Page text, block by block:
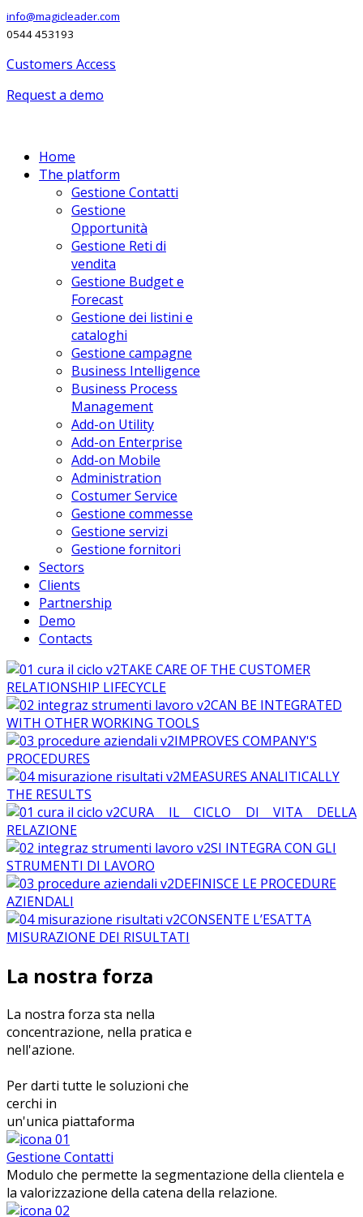
info@magicleader.com
0544 453193
Customers Access
Request a demo
Home
The platform
Gestione Contatti
Gestione
Opportunità
Gestione Reti di
vendita
Gestione Budget e
Forecast
Gestione dei listini e
cataloghi
Gestione campagne
Business Intelligence
Business Process
Management
Add-on Utility
Add-on Enterprise
Add-on Mobile
Administration
Costumer Service
Gestione commesse
Gestione servizi
Gestione fornitori
Sectors
Clients
Partnership
Demo
Contacts
TAKE CARE OF THE CUSTOMER
RELATIONSHIP LIFECYCLE
CAN BE INTEGRATED
WITH OTHER WORKING TOOLS
IMPROVES COMPANY'S
PROCEDURES
MEASURES ANALITICALLY
THE RESULTS
CURA IL CICLO DI VITA DELLA
RELAZIONE
SI INTEGRA CON GLI
STRUMENTI DI LAVORO
DEFINISCE LE PROCEDURE
AZIENDALI
CONSENTE L’ESATTA
MISURAZIONE DEI RISULTATI
La nostra forza
La nostra forza sta nella
concentrazione, nella pratica e
nell'azione.
Per darti tutte le soluzioni che
cerchi in
un'unica piattaforma
Gestione Contatti
Modulo che permette la segmentazione della clientela e
la valorizzazione della catena della relazione.